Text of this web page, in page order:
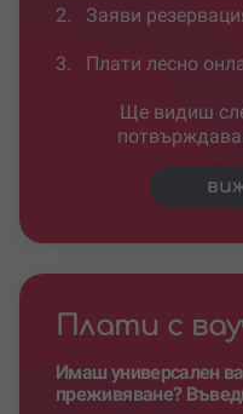
2. Заяви
3. Плати лесно
Ще видиш
Плати с
Имаш универсален
преживяване?